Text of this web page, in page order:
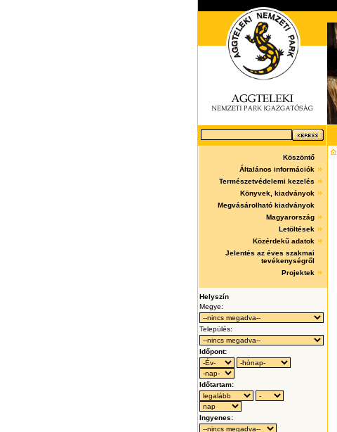
Köszöntő
Általános információk
Természetvédelemi kezelés
Könyvek, kiadványok
Megvásárolható kiadványok
Magyarország
Letöltések
Közérdekű adatok
Jelentés az éves szakmai
tevékenységről
Projektek
Helyszín
Megye:
Település:
Időpont:
Időtartam:
Ingyenes: